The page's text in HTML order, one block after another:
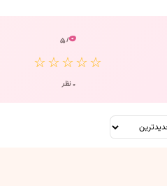
۰/ ۵
☆☆☆☆☆
۰ نظر